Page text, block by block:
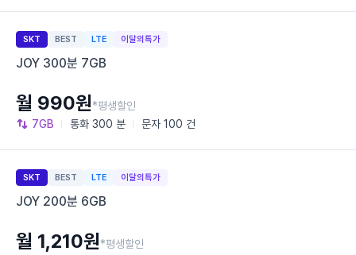
SKT BEST LTE 이달의특가
JOY 300분 7GB
7GB 통화 300 분 문자 100 건
월 990원*평생할인
SKT BEST LTE 이달의특가
JOY 200분 6GB
월 1,210원*평생할인